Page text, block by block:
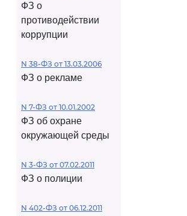
ФЗ о
противодействии
коррупции
N 38-ФЗ от 13.03.2006
ФЗ о рекламе
N 7-ФЗ от 10.01.2002
ФЗ об охране
окружающей среды
N 3-ФЗ от 07.02.2011
ФЗ о полиции
N 402-ФЗ от 06.12.2011